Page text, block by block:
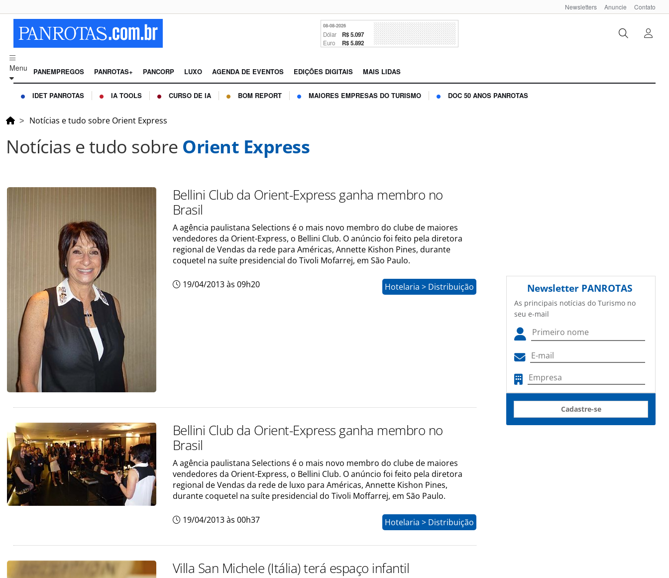
Newsletters Anuncie Contato
08-08-2026
Dólar R$ 5.097
Euro R$ 5.892
Menu PANEMPREGOS PANROTAS+ PANCORP LUXO AGENDA DE EVENTOS EDIÇÕES DIGITAIS MAIS LIDAS
IDET PANROTAS IA TOOLS CURSO DE IA BOM REPORT MAIORES EMPRESAS DO TURISMO DOC 50 ANOS PANROTAS
Notícias e tudo sobre Orient Express
Notícias e tudo sobre Orient Express
Bellini Club da Orient-Express ganha membro no
Brasil
A agência paulistana Selections é o mais novo membro do clube de maiores
vendedores da Orient-Express, o Bellini Club. O anúncio foi feito pela diretora
regional de Vendas da rede para Américas, Annette Kishon Pines, durante
coquetel na suíte presidencial do Tivoli Mofarrej, em São Paulo.
19/04/2013 às 09h20 Hotelaria > Distribuição
Bellini Club da Orient-Express ganha membro no
Brasil
A agência paulistana Selections é o mais novo membro do clube de maiores
vendedores da Orient-Express, o Bellini Club. O anúncio foi feito pela diretora
regional de Vendas da rede de luxo para Américas, Annette Kishon Pines,
durante coquetel na suíte presidencial do Tivoli Moffarrej, em São Paulo.
19/04/2013 às 00h37 Hotelaria > Distribuição
Villa San Michele (Itália) terá espaço infantil
Newsletter PANROTAS
As principais notícias do Turismo no
seu e-mail
Cadastre-se